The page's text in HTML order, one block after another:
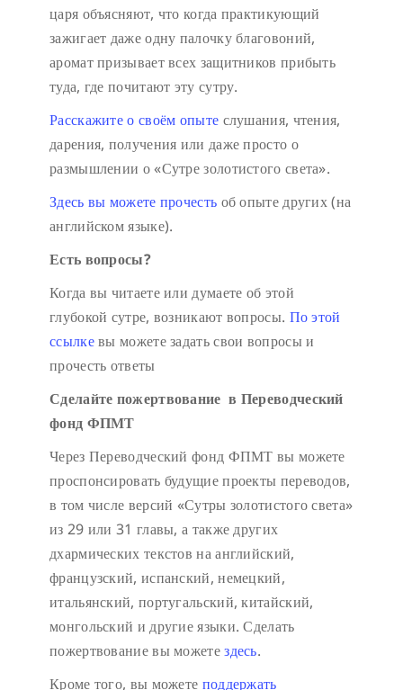
царя объясняют, что когда практикующий
зажигает даже одну палочку благовоний,
аромат призывает всех защитников прибыть
туда, где почитают эту сутру.
Расскажите о своём опыте слушания, чтения,
дарения, получения или даже просто о
размышлении о «Сутре золотистого света».
Здесь вы можете прочесть об опыте других (на
английском языке).
Есть вопросы?
Когда вы читаете или думаете об этой
глубокой сутре, возникают вопросы. По этой
ссылкевы можете задать свои вопросы и
прочесть ответы
Сделайте пожертвование в Переводческий
фонд ФПМТ
Через Переводческий фонд ФПМТ вы можете
проспонсировать будущие проекты переводов,
в том числе версий «Сутры золотистого света»
из 29 или 31 главы, а также других
дхармических текстов на английский,
французский, испанский, немецкий,
итальянский, португальский, китайский,
монгольский и другие языки. Сделать
пожертвование вы можетездесь.
Кроме того, вы можете поддержать